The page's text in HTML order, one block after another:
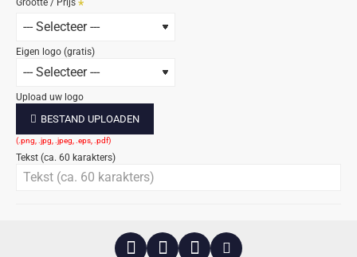
Grootte / Prijs
Eigen logo (gratis)
Upload uw logo
BESTAND UPLOADEN
Tekst (ca. 60 karakters)